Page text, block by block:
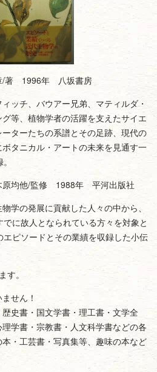
/著 1996年 八坂書房
ッチ、バウアー兄弟、マティルダ・
等、植物学者の活躍を支えたサイエ
ターたちの系譜とその足跡、現代の
タニカル・アートの未来を見通す一
原均他/監修 1988年 平河出版社
学の発展に貢献した人々の中から、
に故人となられている方々を対象と
ピソードとその業績を収録した小伝
。
せん！
史書・国文学書・理工書・文学全
学書・宗教書・人文科学書などの各
・工芸書・写真集等、趣味の本など